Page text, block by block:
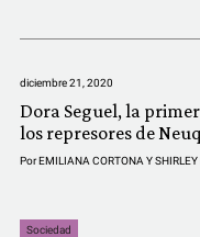
diciembre 21, 2020
Dora Seguel, la
los represores de
PorEMILIANA CORTONA Y SHIRLEY
Sociedad